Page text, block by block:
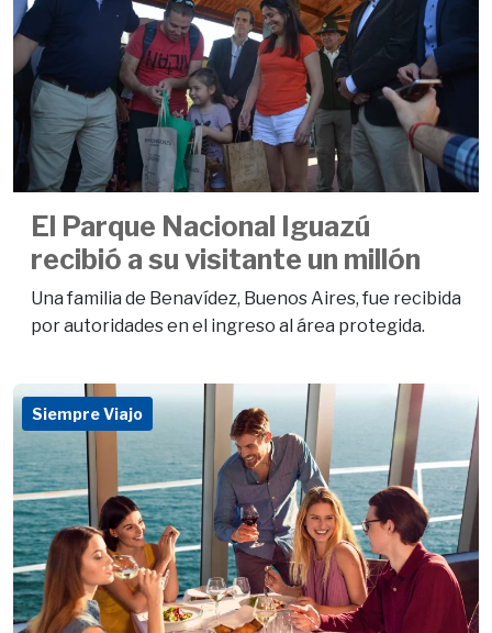
El Parque Nacional Iguazú
recibió a su visitante un millón
Una familia de Benavídez, Buenos Aires, fue recibida
por autoridades en el ingreso al área protegida.
Siempre Viajo